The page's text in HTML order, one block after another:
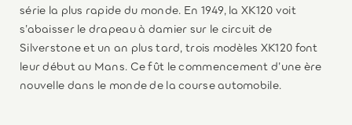
série la plus rapide du monde. En 1949, la XK120 voit
s’abaisser le drapeau à damier sur le circuit de
Silverstone et un an plus tard, trois modèles XK120 font
leur début au Mans. Ce fût le commencement d’une ère
nouvelle dans le monde de la course automobile.